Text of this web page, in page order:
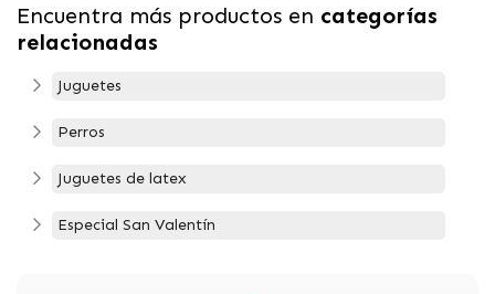
Encuentra más productos en categorías
relacionadas
Juguetes
Perros
Juguetes de latex
Especial San Valentín